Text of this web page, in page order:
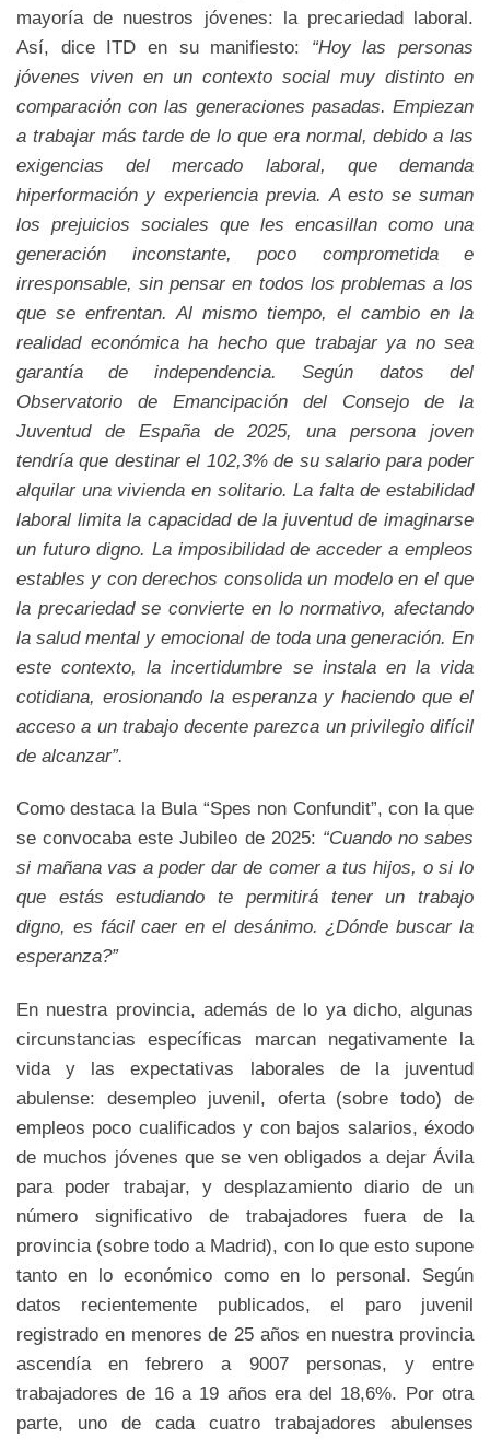
mayoría de nuestros jóvenes: la precariedad laboral.
Así, dice ITD en su manifiesto: “Hoy las personas
jóvenes viven en un contexto social muy distinto en
comparación con las generaciones pasadas. Empiezan
a trabajar más tarde de lo que era normal, debido a las
exigencias del mercado laboral, que demanda
hiperformación y experiencia previa. A esto se suman
los prejuicios sociales que les encasillan como una
generación inconstante, poco comprometida e
irresponsable, sin pensar en todos los problemas a los
que se enfrentan. Al mismo tiempo, el cambio en la
realidad económica ha hecho que trabajar ya no sea
garantía de independencia. Según datos del
Observatorio de Emancipación del Consejo de la
Juventud de España de 2025, una persona joven
tendría que destinar el 102,3% de su salario para poder
alquilar una vivienda en solitario. La falta de estabilidad
laboral limita la capacidad de la juventud de imaginarse
un futuro digno. La imposibilidad de acceder a empleos
estables y con derechos consolida un modelo en el que
la precariedad se convierte en lo normativo, afectando
la salud mental y emocional de toda una generación. En
este contexto, la incertidumbre se instala en la vida
cotidiana, erosionando la esperanza y haciendo que el
acceso a un trabajo decente parezca un privilegio difícil
de alcanzar”.
Como destaca la Bula “Spes non Confundit”, con la que
se convocaba este Jubileo de 2025: “Cuando no sabes
si mañana vas a poder dar de comer a tus hijos, o si lo
que estás estudiando te permitirá tener un trabajo
digno, es fácil caer en el desánimo. ¿Dónde buscar la
esperanza?”
En nuestra provincia, además de lo ya dicho, algunas
circunstancias específicas marcan negativamente la
vida y las expectativas laborales de la juventud
abulense: desempleo juvenil, oferta (sobre todo) de
empleos poco cualificados y con bajos salarios, éxodo
de muchos jóvenes que se ven obligados a dejar Ávila
para poder trabajar, y desplazamiento diario de un
número significativo de trabajadores fuera de la
provincia (sobre todo a Madrid), con lo que esto supone
tanto en lo económico como en lo personal. Según
datos recientemente publicados, el paro juvenil
registrado en menores de 25 años en nuestra provincia
ascendía en febrero a 9007 personas, y entre
trabajadores de 16 a 19 años era del 18,6%. Por otra
parte, uno de cada cuatro trabajadores abulenses